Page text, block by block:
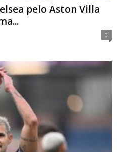
pelo Aston Villa
0